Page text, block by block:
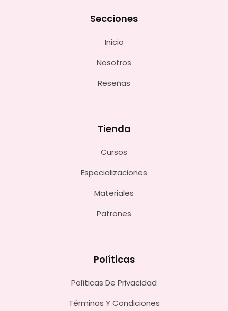
Secciones
Inicio
Nosotros
Reseñas
Tienda
Cursos
Especializaciones
Materiales
Patrones
Políticas
Políticas De Privacidad
Términos Y Condiciones